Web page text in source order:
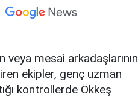
veya mesai arkadaşlarının
ekipler, genç uzman
kontrollerde Ökkeş